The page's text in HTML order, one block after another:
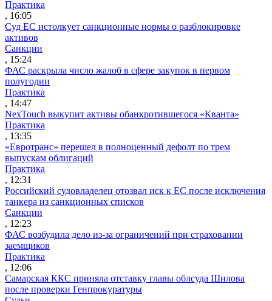
Практика
, 16:05
Суд ЕС истолкует санкционные нормы о разблокировке
активов
Санкции
, 15:24
ФАС раскрыла число жалоб в сфере закупок в первом
полугодии
Практика
, 14:47
NexTouch выкупит активы обанкротившегося «Кванта»
Практика
, 13:35
«Евротранс» перешел в полноценный дефолт по трем
выпускам облигаций
Практика
, 12:31
Российский судовладелец отозвал иск к ЕС после исключения
танкера из санкционных списков
Санкции
, 12:23
ФАС возбудила дело из-за ограничений при страховании
заемщиков
Практика
, 12:06
Самарская ККС приняла отставку главы облсуда Шилова
после проверки Генпрокуратуры